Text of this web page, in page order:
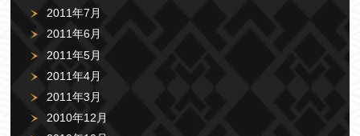
2011年7月
2011年6月
2011年5月
2011年4月
2011年3月
2010年12月